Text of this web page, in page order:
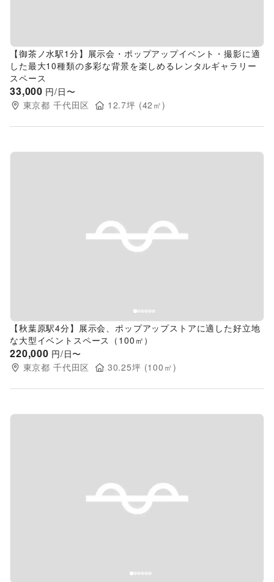
【御茶ノ水駅1分】展示会・ポップアップイベント・撮影に適
した最大10種類の多彩な背景を楽しめるレンタルギャラリー
スペース
33,000 円/日〜
東京都 千代田区 12.7坪 (42 ㎡)
Previous slide
【秋葉原駅4分】展示会、ポップアップストアに適した好立地
な大型イベントスペース（100㎡）
220,000 円/日〜
東京都 千代田区 30.25坪 (100 ㎡)
Previous slide